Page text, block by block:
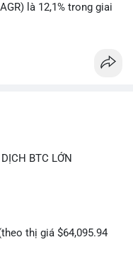
là 12,1% trong giai
BTC LỚN
thị giá $64,095.94